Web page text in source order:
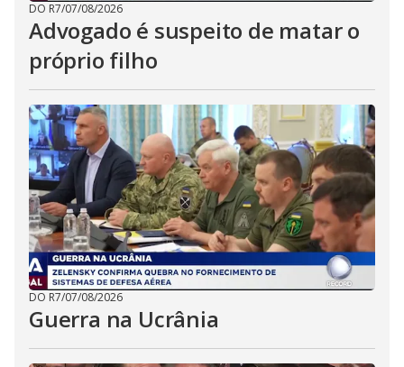
DO R7/07/08/2026
Advogado é suspeito de matar o
próprio filho
DO R7/07/08/2026
Guerra na Ucrânia